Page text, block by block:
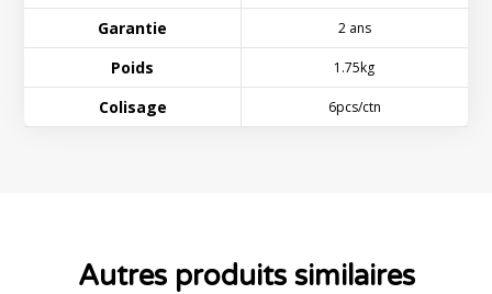
Garantie 2 ans
Poids 1.75kg
Colisage 6pcs/ctn
Autres produits similaires